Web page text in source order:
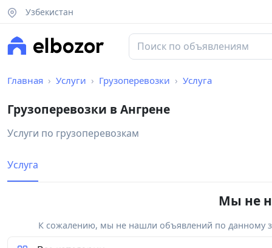
Узбекистан
Главная Услуги Грузоперевозки Услуга
Грузоперевозки в Ангрене
Услуги по грузоперевозкам
Услуга
Мы не
К сожалению, мы не нашли объявлений по данному